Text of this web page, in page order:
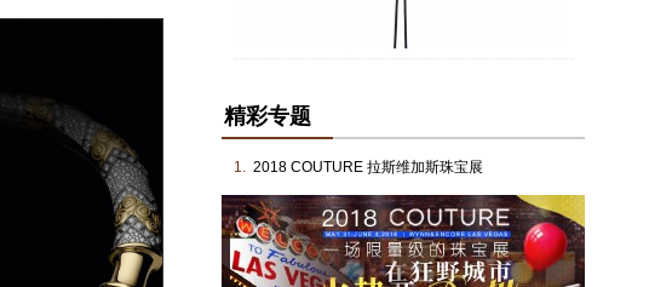
精彩专题
1. 2018 COUTURE 拉斯维加斯珠宝展